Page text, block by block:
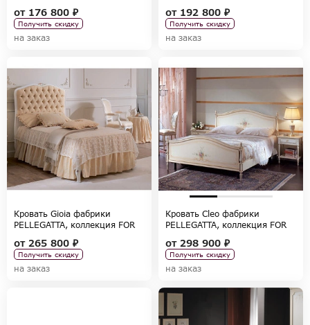
от176 800 ₽
Получить скидку
на заказ
от192 800 ₽
Получить скидку
на заказ
Кровать Gioia фабрики
PELLEGATTA, коллекция FOR
от265 800 ₽
Получить скидку
на заказ
Кровать Cleo фабрики
PELLEGATTA, коллекция FOR
от298 900 ₽
Получить скидку
на заказ